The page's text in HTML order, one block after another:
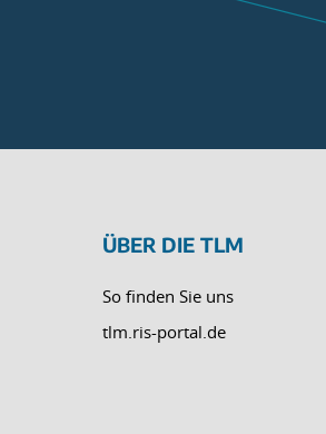
ÜBER DIE TLM
So finden Sie uns
tlm.ris-portal.de